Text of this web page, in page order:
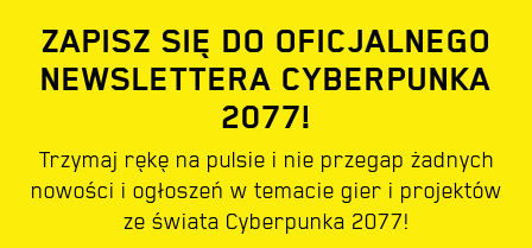
ZAPISZ SIĘ DO OFICJALNEGO
NEWSLETTERA CYBERPUNKA
2077!
Trzymaj rękę na pulsie i nie przegap żadnych
nowości i ogłoszeń w temacie gier i projektów
ze świata Cyberpunka 2077!